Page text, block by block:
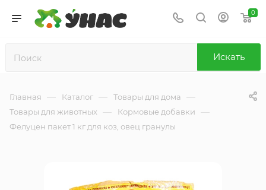
0
Искать
Главная — Каталог — Товары для дома —
Товары для животных — Кормовые добавки —
Фелуцен пакет 1 кг для коз, овец гранулы